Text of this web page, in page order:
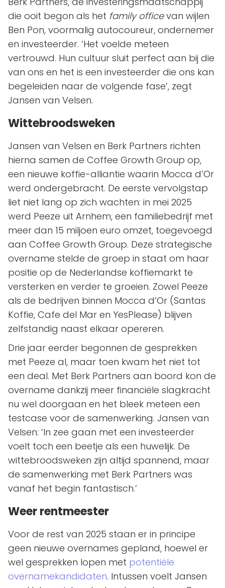
die ooit begon als het family officevan wijlen
Ben Pon, voormalig autocoureur, ondernemer
en investeerder. ‘Het voelde meteen
vertrouwd. Hun cultuur sluit perfect aan bij die
van ons en het is een investeerder die ons kan
begeleiden naar de volgende fase’, zegt
Jansen van Velsen.
Wittebroodsweken
Jansen van Velsen en Berk Partners richten
hierna samen de Coffee Growth Group op,
een nieuwe koffie-alliantie waarin Mocca d’Or
werd ondergebracht. De eerste vervolgstap
liet niet lang op zich wachten: in mei 2025
werd Peeze uit Arnhem, een familiebedrijf met
meer dan 15 miljoen euro omzet, toegevoegd
aan Coffee Growth Group. Deze strategische
overname stelde de groep in staat om haar
positie op de Nederlandse koffiemarkt te
versterken en verder te groeien. Zowel Peeze
als de bedrijven binnen Mocca d’Or (Santas
Koffie, Cafe del Mar en YesPlease) blijven
zelfstandig naast elkaar opereren.
Drie jaar eerder begonnen de gesprekken
met Peeze al, maar toen kwam het niet tot
een deal. Met Berk Partners aan boord kon de
overname dankzij meer financiële slagkracht
nu wel doorgaan en het bleek meteen een
testcase voor de samenwerking. Jansen van
Velsen: ‘In zee gaan met een investeerder
voelt toch een beetje als een huwelijk. De
wittebroodsweken zijn altijd spannend, maar
de samenwerking met Berk Partners was
vanaf het begin fantastisch.’
Weer rentmeester
Voor de rest van 2025 staan er in principe
geen nieuwe overnames gepland, hoewel er
wel gesprekken lopen met potentiële
overnamekandidaten. Intussen voelt Jansen